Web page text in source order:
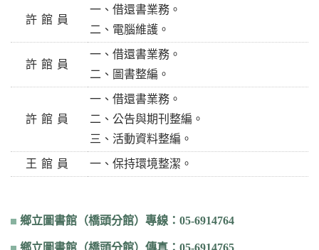
許館員
一、借還書業務。
二、電腦維護。
許館員
一、借還書業務。
二、圖書整編。
許館員
一、借還書業務。
二、公告與期刊整編。
三、活動資料整編。
王館員 一、保持環境整潔。
鄉立圖書館（橋頭分館）專線：05-6914764
鄉立圖書館（橋頭分館）傳真：05-6914765